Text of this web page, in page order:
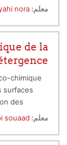
معلم: nora
de la
chimique
surfaces
des
la معلم: souaad